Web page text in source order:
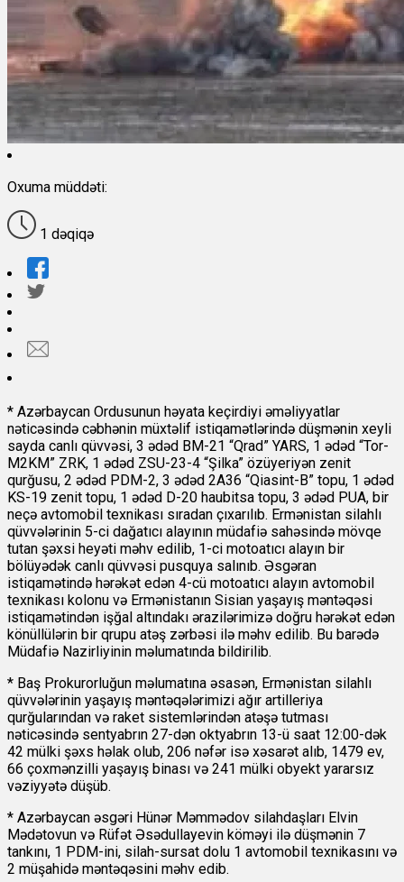
Oxuma müddəti:
1 dəqiqə
* Azərbaycan Ordusunun həyata keçirdiyi əməliyyatlar
nəticəsində cəbhənin müxtəlif istiqamətlərində düşmənin xeyli
sayda canlı qüvvəsi, 3 ədəd BM-21 “Qrad” YARS, 1 ədəd “Tor-
M2KM” ZRK, 1 ədəd ZSU-23-4 “Şilka” özüyeriyən zenit
qurğusu, 2 ədəd PDM-2, 3 ədəd 2А36 “Qiasint-B” topu, 1 ədəd
KS-19 zenit topu, 1 ədəd D-20 haubitsa topu, 3 ədəd PUA, bir
neçə avtomobil texnikası sıradan çıxarılıb. Ermənistan silahlı
qüvvələrinin 5-ci dağatıcı alayının müdafiə sahəsində mövqe
tutan şəxsi heyəti məhv edilib, 1-ci motoatıcı alayın bir
bölüyədək canlı qüvvəsi pusquya salınıb. Əsgəran
istiqamətində hərəkət edən 4-cü motoatıcı alayın avtomobil
texnikası kolonu və Ermənistanın Sisian yaşayış məntəqəsi
istiqamətindən işğal altındakı ərazilərimizə doğru hərəkət edən
könüllülərin bir qrupu atəş zərbəsi ilə məhv edilib. Bu barədə
Müdafiə Nazirliyinin məlumatında bildirilib.
* Baş Prokurorluğun məlumatına əsasən, Ermənistan silahlı
qüvvələrinin yaşayış məntəqələrimizi ağır artilleriya
qurğularından və raket sistemlərindən atəşə tutması
nəticəsində sentyabrın 27-dən oktyabrın 13-ü saat 12:00-dək
42 mülki şəxs həlak olub, 206 nəfər isə xəsarət alıb, 1479 ev,
66 çoxmənzilli yaşayış binası və 241 mülki obyekt yararsız
vəziyyətə düşüb.
* Azərbaycan əsgəri Hünər Məmmədov silahdaşları Elvin
Mədətovun və Rüfət Əsədullayevin köməyi ilə düşmənin 7
tankını, 1 PDM-ini, silah-sursat dolu 1 avtomobil texnikasını və
2 müşahidə məntəqəsini məhv edib.